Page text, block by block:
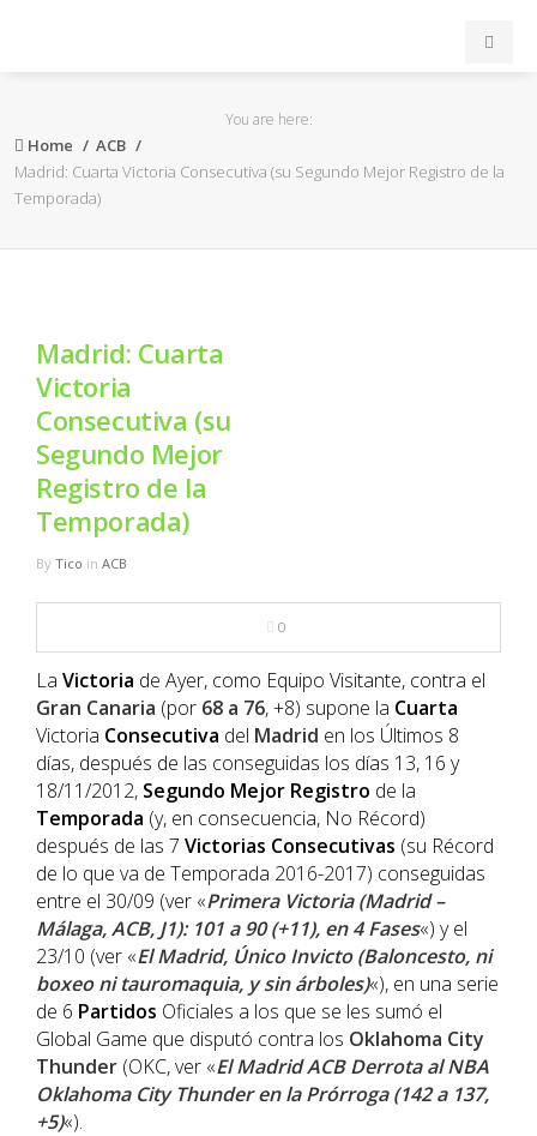
ACB
FIBA
OTROS
FORMACIÓN
RIO 2016
You are here:
Home
ACB
Madrid: Cuarta Victoria Consecutiva (su Segundo Mejor Registro de la
Temporada)
Madrid: Cuarta
Victoria
Consecutiva (su
Segundo Mejor
Registro de la
Temporada)
By Tico in ACB
0
La Victoria de Ayer, como Equipo Visitante, contra el
Gran Canaria (por 68 a 76, +8) supone la Cuarta
Victoria Consecutiva del Madrid en los Últimos 8
días, después de las conseguidas los días 13, 16 y
18/11/2012, Segundo Mejor Registro de la
Temporada (y, en consecuencia, No Récord)
después de las 7 Victorias Consecutivas (su Récord
de lo que va de Temporada 2016-2017) conseguidas
entre el 30/09 (ver «Primera Victoria (Madrid –
Málaga, ACB, J1): 101 a 90 (+11), en 4 Fases«) y el
23/10 (ver «El Madrid, Único Invicto (Baloncesto, ni
boxeo ni tauromaquia, y sin árboles)«), en una serie
de 6 Partidos Oficiales a los que se les sumó el
Global Game que disputó contra los Oklahoma City
Thunder (OKC, ver «El Madrid ACB Derrota al NBA
Oklahoma City Thunder en la Prórroga (142 a 137,
+5)«).